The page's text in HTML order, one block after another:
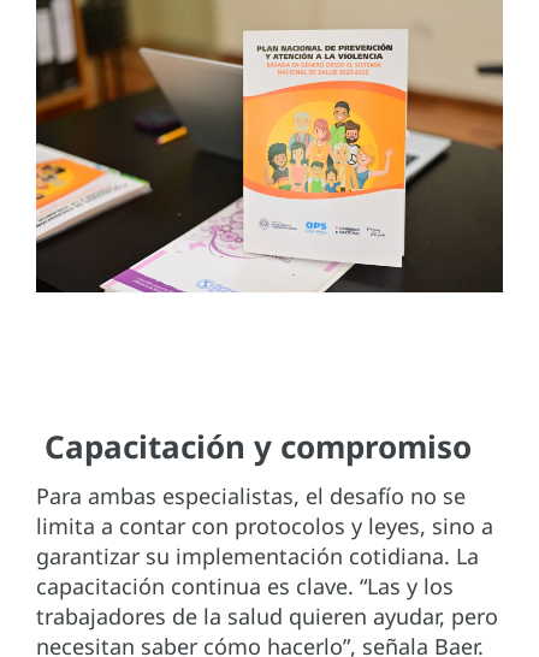
Capacitación y compromiso
Para ambas especialistas, el desafío no se
limita a contar con protocolos y leyes, sino a
garantizar su implementación cotidiana. La
capacitación continua es clave. “Las y los
trabajadores de la salud quieren ayudar, pero
necesitan saber cómo hacerlo”, señala Baer.